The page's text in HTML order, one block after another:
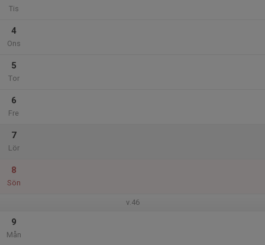
Tis
4
Ons
5
Tor
6
Fre
7
Lör
8
Sön
v.46
9
Mån